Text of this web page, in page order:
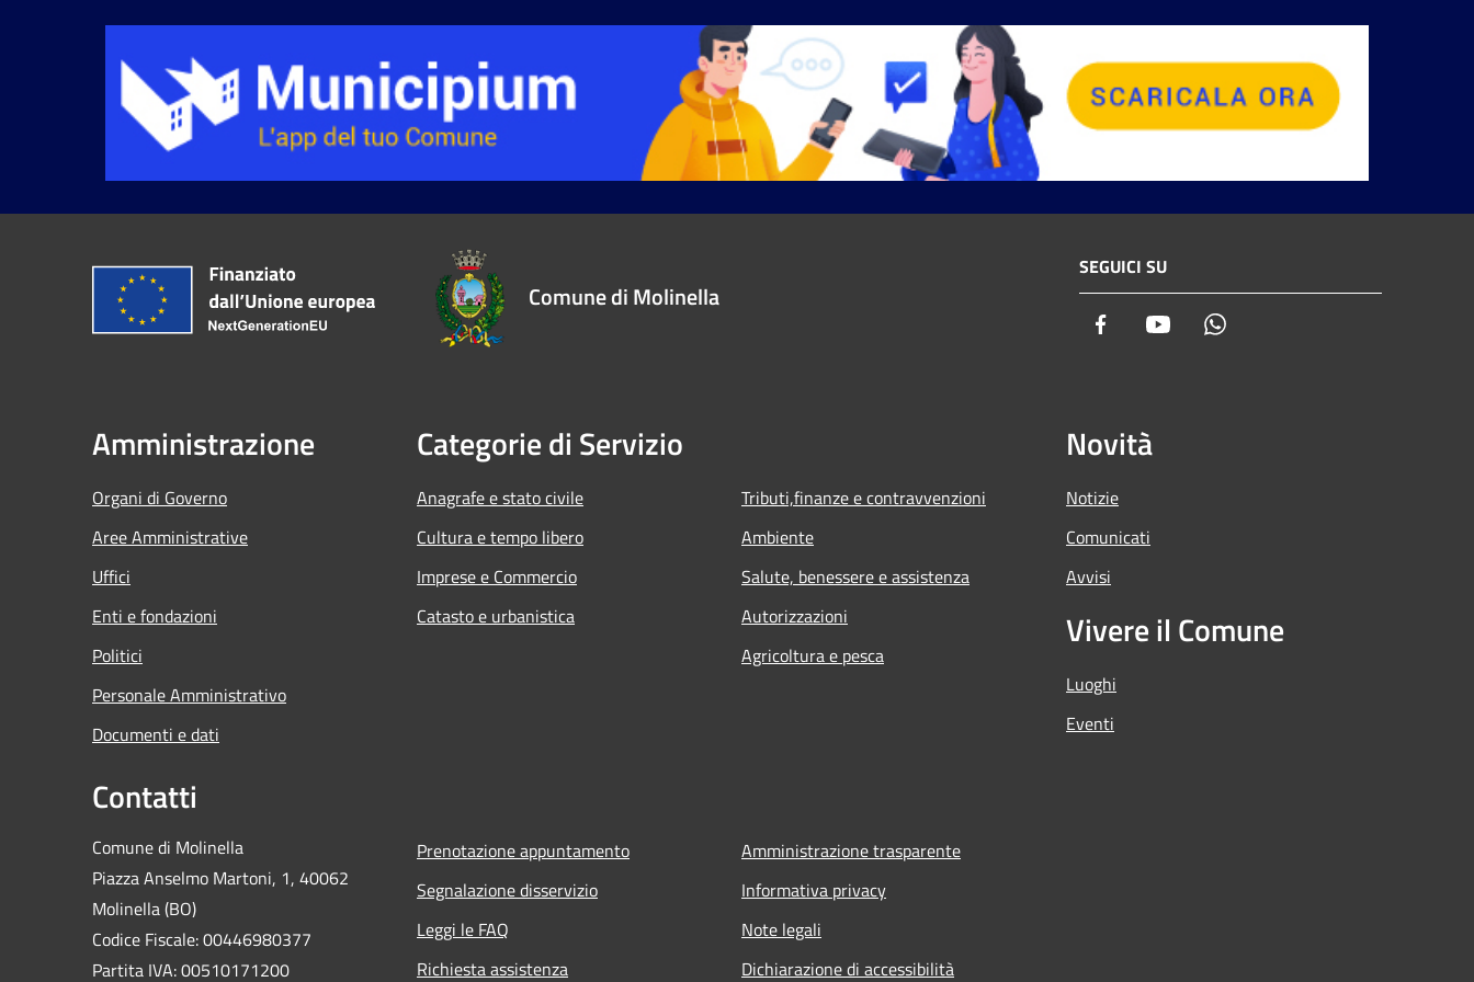
Comune di Molinella
SEGUICI SU
Facebook Youtube
Amministrazione
Organi di Governo
Aree Amministrative
Uffici
Enti e fondazioni
Politici
Personale Amministrativo
Documenti e dati
Categorie di Servizio
Anagrafe e stato civile
Cultura e tempo libero
Imprese e Commercio
Catasto e urbanistica
Tributi,finanze e contravvenzioni
Ambiente
Salute, benessere e assistenza
Autorizzazioni
Agricoltura e pesca
Novità
Notizie
Comunicati
Avvisi
Vivere il Comune
Luoghi
Eventi
Contatti
Comune di Molinella
Piazza Anselmo Martoni, 1, 40062
Molinella (BO)
Codice Fiscale: 00446980377
Partita IVA: 00510171200
Prenotazione appuntamento
Segnalazione disservizio
Leggi le FAQ
Richiesta assistenza
Amministrazione trasparente
Informativa privacy
Note legali
Dichiarazione di accessibilità